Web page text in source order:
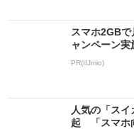
スマホ2GB
ャンペーン実
PR(IIJmio)
人気の「ス
起 「スマホ